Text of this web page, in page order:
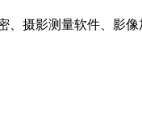
、摄影测量软件、影